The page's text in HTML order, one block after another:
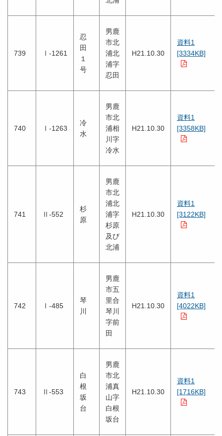
739 Ⅰ-1261
忍
田
１
号
男鹿
市北
浦北
浦字
忍田
H21.10.30
資料1
[3334KB]
740 Ⅰ-1263
冷
水
男鹿
市北
浦相
川字
冷水
H21.10.30
資料1
[3358KB]
741 Ⅱ-552
杉
原
男鹿
市北
浦北
浦字
杉原
及び
北浦
H21.10.30
資料1
[3122KB]
742 Ⅰ-485
琴
川
男鹿
市五
里合
琴川
字前
田
H21.10.30
資料1
[4022KB]
743 Ⅱ-553
白
根
坂
台
男鹿
市北
浦真
山字
白根
坂台
H21.10.30
資料1
[1716KB]